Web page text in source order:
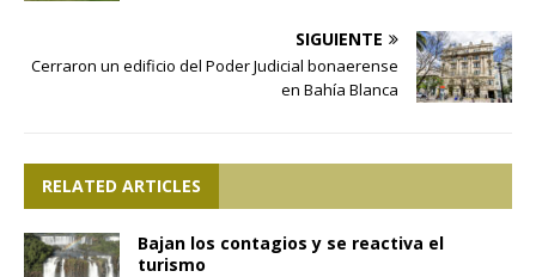
SIGUIENTE
Cerraron un edificio del Poder Judicial bonaerense
en Bahía Blanca
RELATED ARTICLES
Bajan los contagios y se reactiva el
turismo